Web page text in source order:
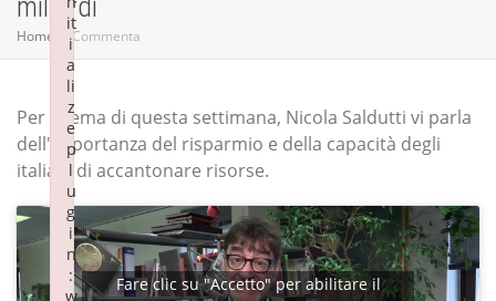
miliardi
Home Commenta
Per il tema di questa settimana, Nicola Saldutti vi parla
dell'importanza del risparmio e della capacità degli
italiani di accantonare risorse.
Fare clic su "Accetto" per abilitare il
it
i
a
li
z
e
p
l
u
g
i
n
:
w
it
i
a
li
z
e
p
l
u
g
i
n
:
w